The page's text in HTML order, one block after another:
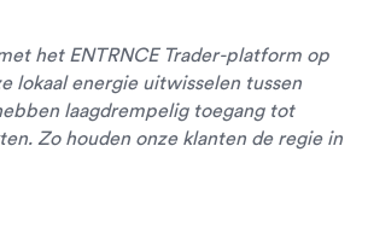
het ENTRNCE Trader-platform op
lokaal energie uitwisselen tussen
laagdrempelig toegang tot
Zo houden onze klanten de regie in